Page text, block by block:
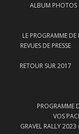
ALBUM PHOTOS
LE PROGRAMME
REVUES DE PRESSE
RETOUR SUR 2017
PROGRAMME
VOS
GRAVEL RALLY 2023